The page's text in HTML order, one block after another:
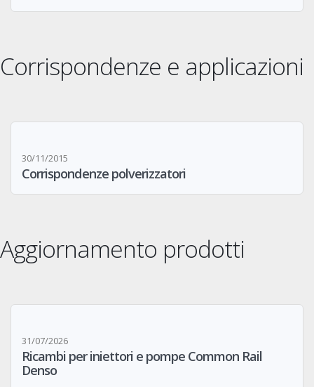
Corrispondenze e applicazioni
30/11/2015
Corrispondenze polverizzatori
Aggiornamento prodotti
31/07/2026
Ricambi per iniettori e pompe Common Rail
Denso